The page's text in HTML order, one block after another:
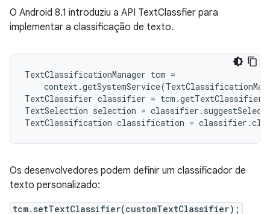
O Android 8.1 introduziu a API TextClassfier para
implementar a classificação de texto.
TextClassificationManager tcm =
TextClassifier classifier =
TextSelection selection =
TextClassification classification =
Os desenvolvedores podem definir um classificador de
texto personalizado:
tcm.setTextClassifier(customTextClassifier);